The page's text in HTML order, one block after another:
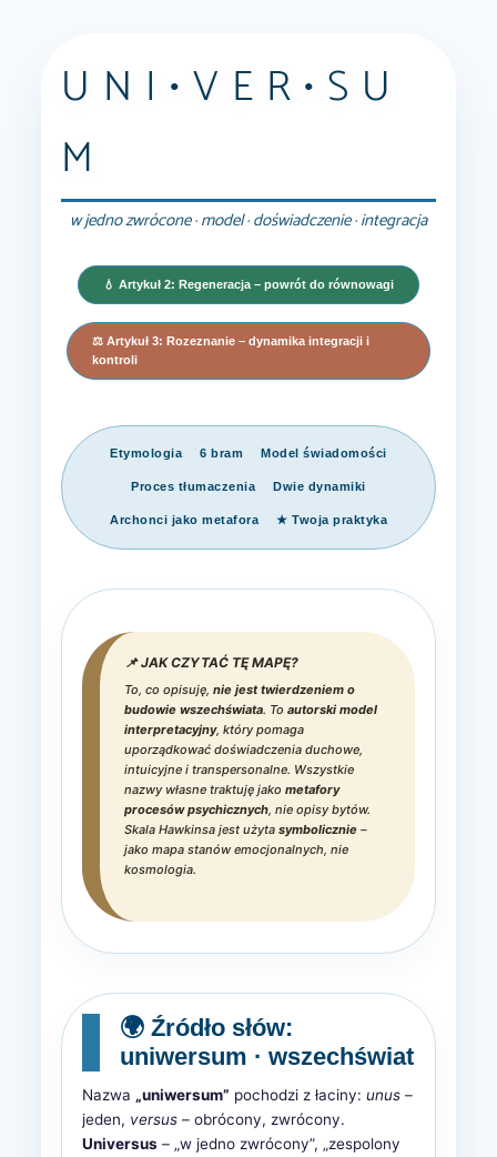
UNI•VER•SU
M
w jedno zwrócone · model · doświadczenie · integracja
💧 Artykuł 2: Regeneracja – powrót do równowagi
⚖️ Artykuł 3: Rozeznanie – dynamika integracji i
kontroli
Etymologia 6 bram Model świadomości
Proces tłumaczenia Dwie dynamiki
Archonci jako metafora ★ Twoja praktyka
📌 JAK CZYTAĆ TĘ MAPĘ?
To, co opisuję, nie jest twierdzeniem o
budowie wszechświata. To autorski model
interpretacyjny, który pomaga
uporządkować doświadczenia duchowe,
intuicyjne i transpersonalne. Wszystkie
nazwy własne traktuję jako metafory
procesów psychicznych, nie opisy bytów.
Skala Hawkinsa jest użyta symbolicznie –
jako mapa stanów emocjonalnych, nie
kosmologia.
🌍 Źródło słów:
uniwersum · wszechświat
Nazwa „uniwersum” pochodzi z łaciny: unus –
jeden, versus – obrócony, zwrócony.
Universus – „w jedno zwrócony”, „zespolony